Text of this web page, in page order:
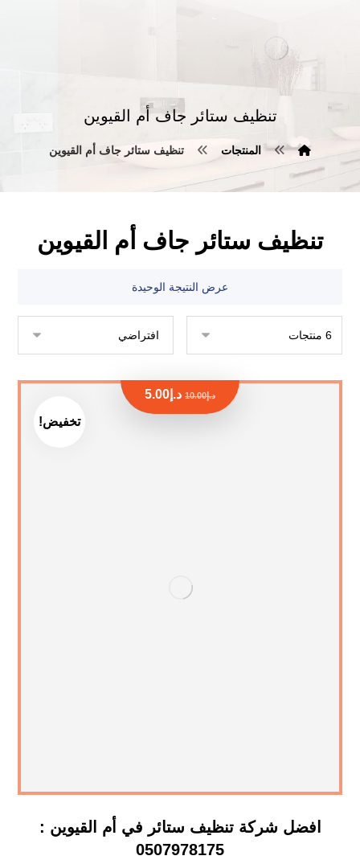
تنظيف ستائر جاف أم القيوين
المنتجات تنظيف ستائر جاف أم القيوين
تنظيف ستائر جاف أم القيوين
عرض النتيجة الوحيدة
تخفيض!
افضل شركة تنظيف ستائر في أم القيوين :
0507978175
د.إ10.00 د.إ 5.00